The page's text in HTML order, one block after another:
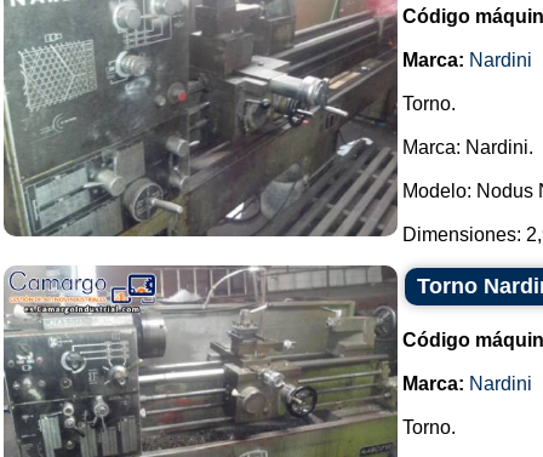
Código
Marca: Nardini
Torno.
Marca: Nardini.
Modelo: Nodus
Dimensiones:
Torno
Código
Marca: Nardini
Torno.